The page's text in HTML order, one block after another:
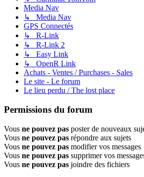
Media Nav
↳ Media Nav
GPS Connectés
↳ R-Link
↳ R-Link 2
↳ Easy Link
↳ OpenR Link
Achats - Ventes / Purchases - Sales
Le site - Le forum
Le lieu perdu / The lost place
Permissions du forum
Vous ne pouvez pas poster de nouveaux
Vous ne pouvez pas répondre aux sujets
Vous ne pouvez pas modifier vos messages
Vous ne pouvez pas supprimer vos
Vous ne pouvez pas joindre des fichiers